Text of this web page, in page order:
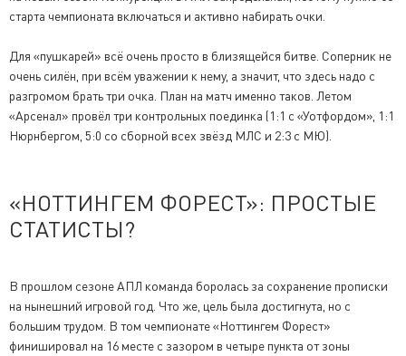
старта чемпионата включаться и активно набирать очки.
Для «пушкарей» всё очень просто в близящейся битве. Соперник не
очень силён, при всём уважении к нему, а значит, что здесь надо с
разгромом брать три очка. План на матч именно таков. Летом
«Арсенал» провёл три контрольных поединка (1:1 с «Уотфордом», 1:1
Нюрнбергом, 5:0 со сборной всех звёзд МЛС и 2:3 с МЮ).
«НОТТИНГЕМ ФОРЕСТ»: ПРОСТЫЕ
СТАТИСТЫ?
В прошлом сезоне АПЛ команда боролась за сохранение прописки
на нынешний игровой год. Что же, цель была достигнута, но с
большим трудом. В том чемпионате «Ноттингем Форест»
финишировал на 16 месте с зазором в четыре пункта от зоны